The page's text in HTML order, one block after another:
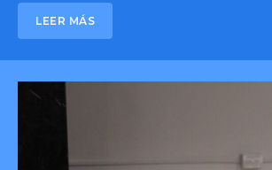
LEER MÁS